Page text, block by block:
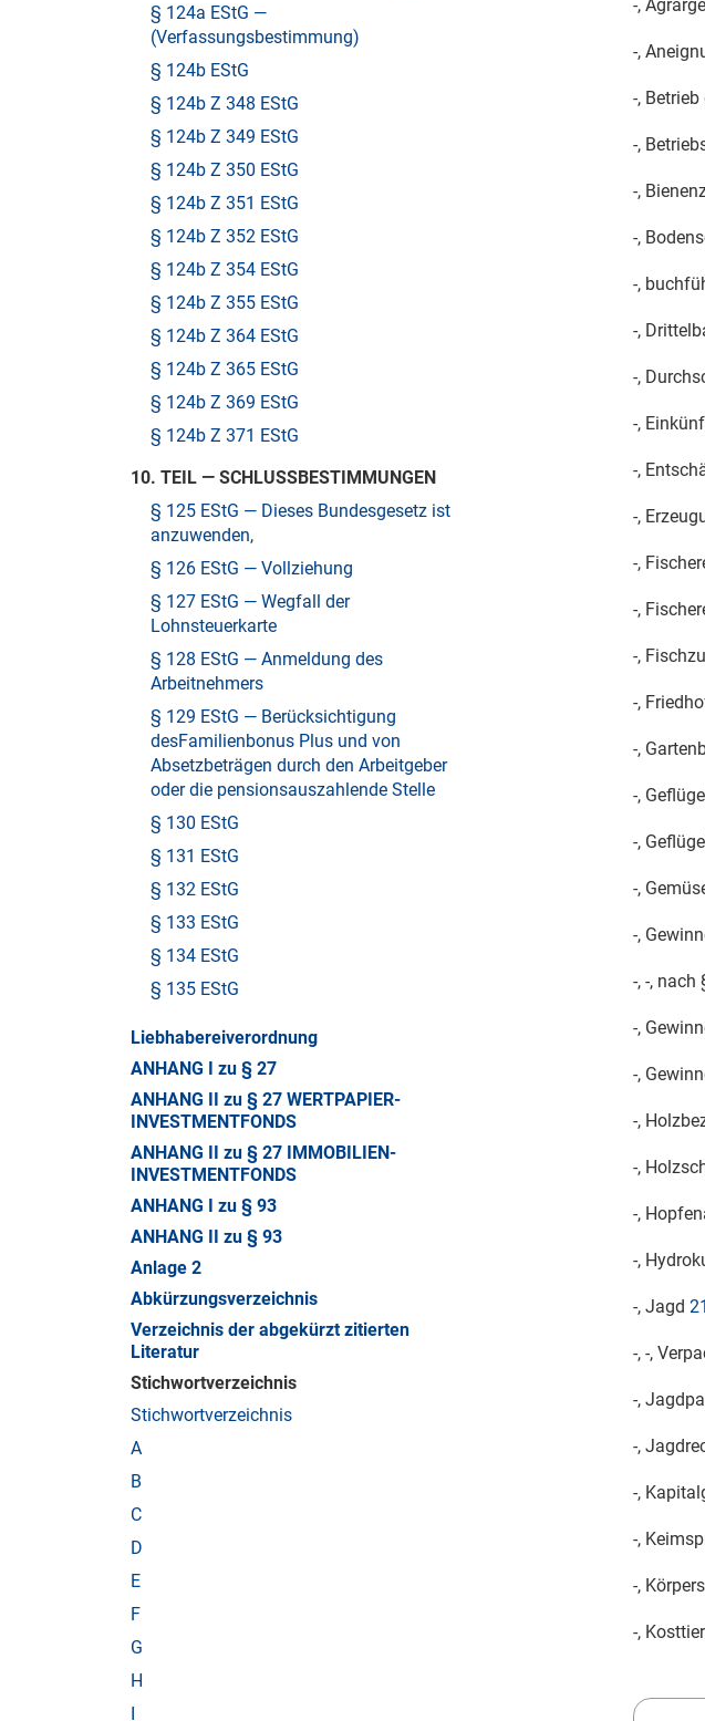
§ 124a EStG —
(Verfassungsbestimmung)
§ 124b EStG
§ 124b Z 348 EStG
§ 124b Z 349 EStG
§ 124b Z 350 EStG
§ 124b Z 351 EStG
§ 124b Z 352 EStG
§ 124b Z 354 EStG
§ 124b Z 355 EStG
§ 124b Z 364 EStG
§ 124b Z 365 EStG
§ 124b Z 369 EStG
§ 124b Z 371 EStG
10. TEIL — SCHLUSSBESTIMMUNGEN
§ 125 EStG — Dieses Bundesgesetz ist
anzuwenden,
§ 126 EStG — Vollziehung
§ 127 EStG — Wegfall der
Lohnsteuerkarte
§ 128 EStG — Anmeldung des
Arbeitnehmers
§ 129 EStG — Berücksichtigung
desFamilienbonus Plus und von
Absetzbeträgen durch den Arbeitgeber
oder die pensionsauszahlende Stelle
§ 130 EStG
§ 131 EStG
§ 132 EStG
§ 133 EStG
§ 134 EStG
§ 135 EStG
Liebhabereiverordnung
ANHANG I zu § 27
ANHANG II zu § 27 WERTPAPIER-
INVESTMENTFONDS
ANHANG II zu § 27 IMMOBILIEN-
INVESTMENTFONDS
ANHANG I zu § 93
ANHANG II zu § 93
Anlage 2
Abkürzungsverzeichnis
Verzeichnis der abgekürzt zitierten
Literatur
Stichwortverzeichnis
Stichwortverzeichnis
A
B
C
D
E
F
G
H
I
-,
-,
-,
-,
-,
-,
-,
-,
-,
-,
-,
-,
-,
-,
-,
-,
-,
-,
-,
-,
-,
-, -, nach
-,
-,
-,
-,
-,
-,
-, Jagd 21
-, -,
-,
-,
-,
-,
-,
-,